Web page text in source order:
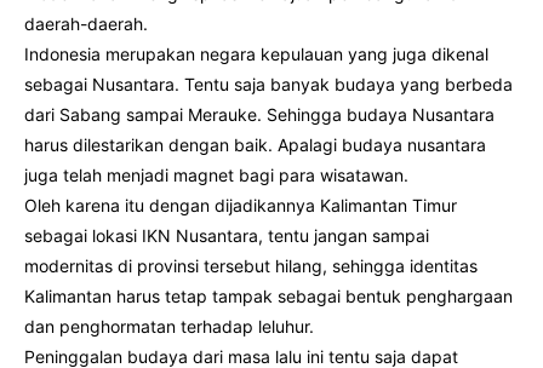
daerah-daerah.
Indonesia merupakan negara kepulauan yang juga dikenal
sebagai Nusantara. Tentu saja banyak budaya yang berbeda
dari Sabang sampai Merauke. Sehingga budaya Nusantara
harus dilestarikan dengan baik. Apalagi budaya nusantara
juga telah menjadi magnet bagi para wisatawan.
Oleh karena itu dengan dijadikannya Kalimantan Timur
sebagai lokasi IKN Nusantara, tentu jangan sampai
modernitas di provinsi tersebut hilang, sehingga identitas
Kalimantan harus tetap tampak sebagai bentuk penghargaan
dan penghormatan terhadap leluhur.
Peninggalan budaya dari masa lalu ini tentu saja dapat